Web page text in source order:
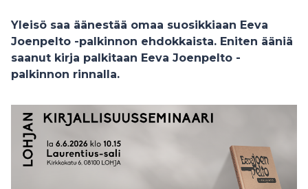
Yleisö saa äänestää omaa suosikkiaan Eeva
Joenpelto -palkinnon ehdokkaista. Eniten ääniä
saanut kirja palkitaan Eeva Joenpelto -
palkinnon rinnalla.